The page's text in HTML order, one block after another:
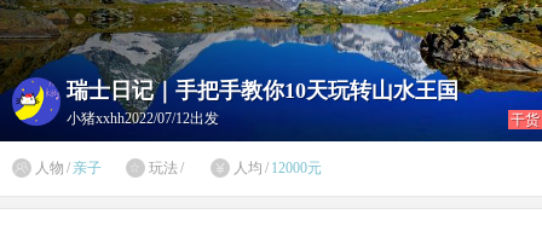
瑞士日记｜手把手教你10天玩转山水王国
小猪xxhh2022/07/12出发 干货
 人物 /亲子  玩法 /  人均 / 12000元